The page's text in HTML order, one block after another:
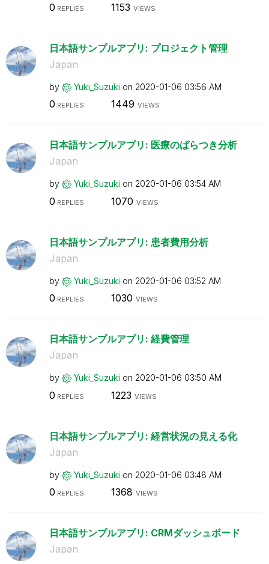
0 REPLIES 1153 VIEWS
日本語サンプルアプリ: プロジェクト管理
Japan
by Yuki_Suzuki on ‎2020-01-06 03:56 AM
0 REPLIES 1449 VIEWS
日本語サンプルアプリ: 医療のばらつき分析
Japan
by Yuki_Suzuki on ‎2020-01-06 03:54 AM
0 REPLIES 1070 VIEWS
日本語サンプルアプリ: 患者費用分析
Japan
by Yuki_Suzuki on ‎2020-01-06 03:52 AM
0 REPLIES 1030 VIEWS
日本語サンプルアプリ: 経費管理
Japan
by Yuki_Suzuki on ‎2020-01-06 03:50 AM
0 REPLIES 1223 VIEWS
日本語サンプルアプリ: 経営状況の見える化
Japan
by Yuki_Suzuki on ‎2020-01-06 03:48 AM
0 REPLIES 1368 VIEWS
日本語サンプルアプリ: CRMダッシュボード
Japan